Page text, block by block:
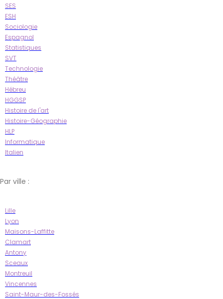
SES
ESH
Sociologie
Espagnol
Statistiques
SVT
Technologie
Théâtre
Hébreu
HGGSP
Histoire de l'art
Histoire-Géographie
HLP
Informatique
Italien
Par ville :
Lille
Lyon
Maisons-Laffitte
Clamart
Antony
Sceaux
Montreuil
Vincennes
Saint-Maur-des-Fossés